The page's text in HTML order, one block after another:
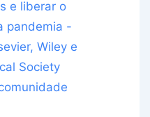
e liberar o
pandemia -
Wiley e
Society